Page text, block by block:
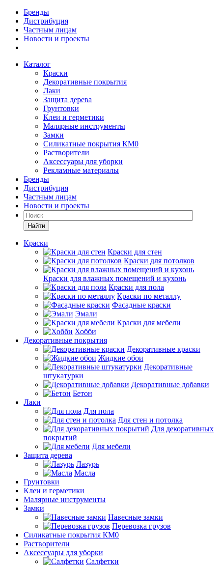
Бренды
Дистрибуция
Частным лицам
Новости и проекты
Каталог
Краски
Декоративные покрытия
Лаки
Защита дерева
Грунтовки
Клеи и герметики
Малярные инструменты
Замки
Силикатные покрытия КМ0
Растворители
Аксессуары для уборки
Рекламные материалы
Бренды
Дистрибуция
Частным лицам
Новости и проекты
Найти
Краски
Краски для стен
Краски для потолков
Краски для влажных помещений и кухонь
Краски для пола
Краски по металлу
Фасадные краски
Эмали
Краски для мебели
Хобби
Декоративные покрытия
Декоративные краски
Жидкие обои
Декоративные
штукатурки
Декоративные добавки
Бетон
Лаки
Для пола
Для стен и потолка
Для декоративных
покрытий
Для мебели
Защита дерева
Лазурь
Масла
Грунтовки
Клеи и герметики
Малярные инструменты
Замки
Навесные замки
Перевозка грузов
Силикатные покрытия КМ0
Растворители
Аксессуары для уборки
Салфетки